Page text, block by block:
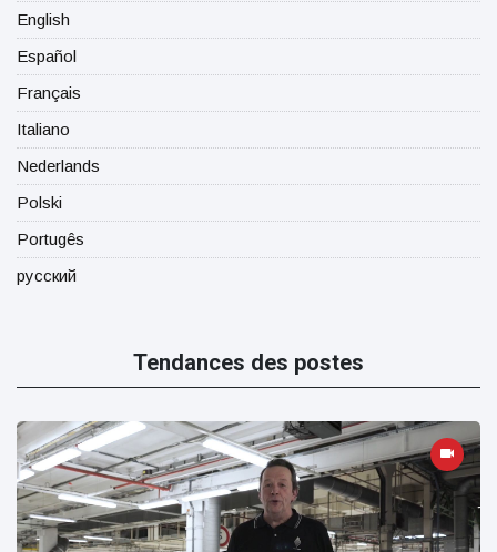
English
Español
Français
Italiano
Nederlands
Polski
Portugês
русский
Tendances des postes